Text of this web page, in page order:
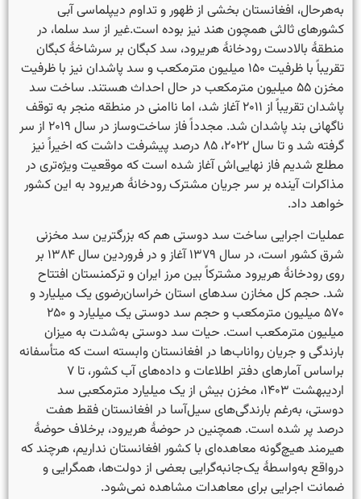
به‌هرحال، افغانستان بخشی از ظهور و تداوم دیپلماسی آبی
کشورهای ثالثی همچون هند نیز بوده است.غیر از سد سلما، در
منطقهٔ بالادست رودخانهٔ هریرود، سد کبگان بر سرشاخهٔ کبگان
تقریباً با ظرفیت ۱۵۰ میلیون مترمکعب و سد پاشدان نیز با ظرفیت
مخزن ۵۵ میلیون مترمکعب در حال احداث هستند. ساخت سد
پاشدان تقریباً از ۲۰۱۱ آغاز شد، اما ناامنی در منطقه منجر به توقف
ناگهانی بند پاشدان شد. مجدداً فاز ساخت‌وساز در سال ۲۰۱۹ از سر
گرفته شد و تا سال ۲۰۲۲، ۸۵ درصد پیشرفت داشت که اخیراً نیز
مطلع شدیم فاز نهایی‌اش آغاز شده است که موقعیت ویژه‌تری در
مذاکرات آینده بر سر جریان مشترک رودخانهٔ هریرود به این کشور
خواهد داد.
عملیات اجرایی ساخت سد دوستی هم که بزرگترین سد مخزنی
شرق کشور است، در سال ۱۳۷۹ آغاز و در فروردین سال ۱۳۸۴ بر
روی رودخانهٔ هریرود مشترکاً بین مرز ایران و ترکمنستان افتتاح
شد. حجم کل مخازن سد‌های استان خراسان‌رضوی یک میلیارد و
۵۷۰ میلیون مترمکعب و حجم سد دوستی یک میلیارد و ۲۵۰
میلیون مترمکعب است. حیات سد دوستی به‌شدت به میزان
بارندگی و جریان رواناب‌ها در افغانستان وابسته است که متأسفانه
براساس آمار‌های دفتر اطلاعات و داده‌های آب کشور، تا ۷
اردیبهشت ۱۴۰۳، مخزن بیش از یک میلیارد مترمکعبی سد
دوستی، به‌رغم بارندگی‌های سیل‌آسا در افغانستان فقط هفت
درصد پر شده است. همچنین در حوضهٔ هریرود، برخلاف حوضهٔ
هیرمند هیچ‌گونه معاهده‌ای با کشور افغانستان نداریم، هرچند که
درواقع به‌واسطهٔ یک‌جانبه‌گرایی بعضی از دولت‌ها، همگرایی و
ضمانت اجرایی برای معاهدات مشاهده نمی‌شود.